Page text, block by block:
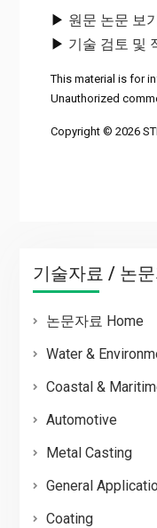
▶ 원문 논문 보
▶ 기술 검토 및
This material is for
Unauthorized
Copyright © 2026
기술자료 / 논
논문자료 Home
Water &
Coastal &
Automotive
Metal Casting
General
Coating